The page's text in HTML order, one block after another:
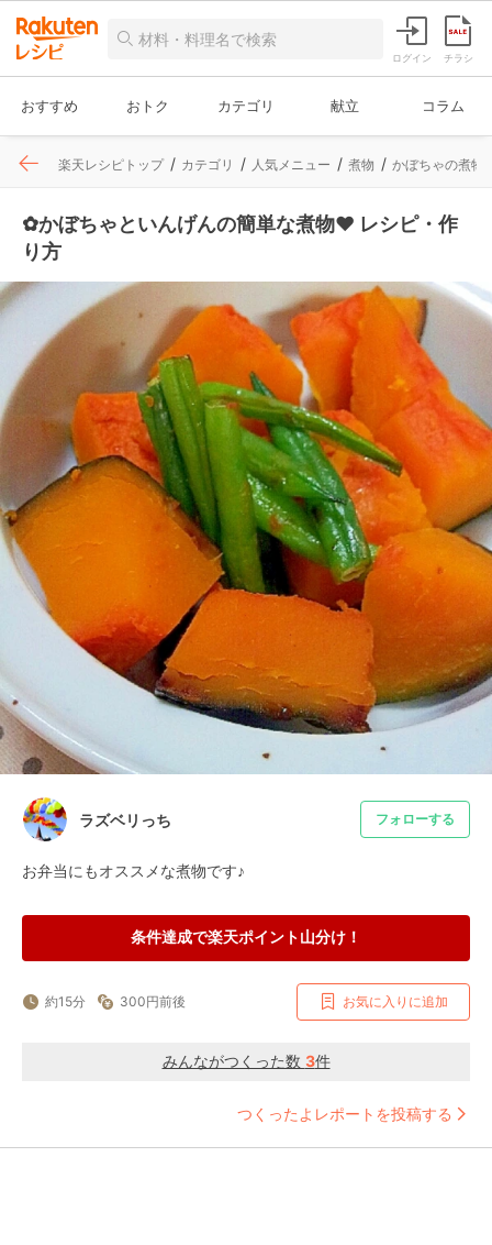
ログイン チラシ
おすすめ おトク カテゴリ 献立 コラム
楽天レシピトップ カテゴリ 人気メニュー 煮物 かぼちゃの煮物
✿かぼちゃといんげんの簡単な煮物❤ レシピ・作
り方
ラズベリっち フォローする
お弁当にもオススメな煮物です♪
条件達成で楽天ポイント山分け！
約15分 300円前後 お気に入りに追加
みんながつくった数 3件
つくったよレポートを投稿する